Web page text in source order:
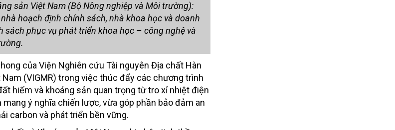
sản Việt Nam (Bộ Nông nghiệp và Môi trường):
hoạch định chính sách, nhà khoa học và doanh
sách phục vụ phát triển khoa học – công nghệ và
của Viện Nghiên cứu Tài nguyên Địa chất Hàn
(VIGMR) trong việc thúc đẩy các chương trình
hiếm và khoáng sản quan trọng từ tro xỉ nhiệt điện
ý nghĩa chiến lược, vừa góp phần bảo đảm an
carbon và phát triển bền vững.